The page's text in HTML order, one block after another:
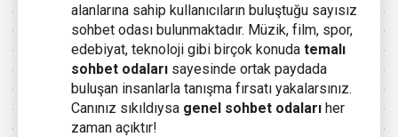
alanlarına sahip kullanıcıların buluştuğu sayısız
sohbet odası bulunmaktadır. Müzik, film, spor,
edebiyat, teknoloji gibi birçok konuda temalı
sohbet odaları sayesinde ortak paydada
buluşan insanlarla tanışma fırsatı yakalarsınız.
Canınız sıkıldıysa genel sohbet odaları her
zaman açıktır!